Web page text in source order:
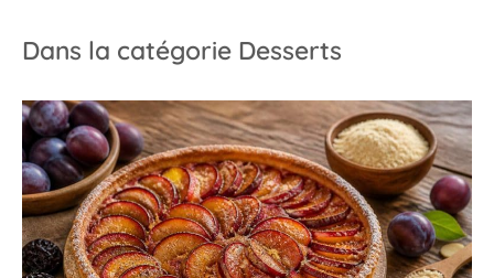
Dans la catégorie Desserts